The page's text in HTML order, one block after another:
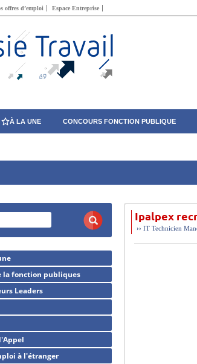
offres d’emploi Espace Entreprise
À LA UNE CONCOURS FONCTION PUBLIQUE
Ipalpex
›› IT Technicien
la fonction publiques
Leaders
à l'étranger